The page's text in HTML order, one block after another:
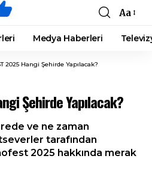
Font
Resizer
Aa
Medya Haberleri
2025 Hangi Şehirde Yapılacak?
Şehirde Yapılacak?
ve ne zaman
tarafından
2025 hakkında merak